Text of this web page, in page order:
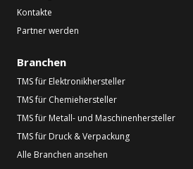
Kontakte
Partner werden
Branchen
TMS für Elektronikhersteller
TMS für Chemiehersteller
TMS für Metall- und Maschinenhersteller
TMS für Druck & Verpackung
Alle Branchen ansehen